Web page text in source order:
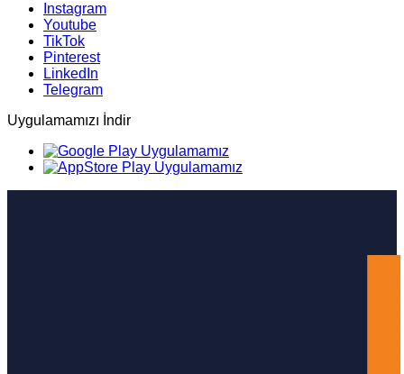
Instagram
Youtube
TikTok
Pinterest
LinkedIn
Telegram
Uygulamamızı İndir